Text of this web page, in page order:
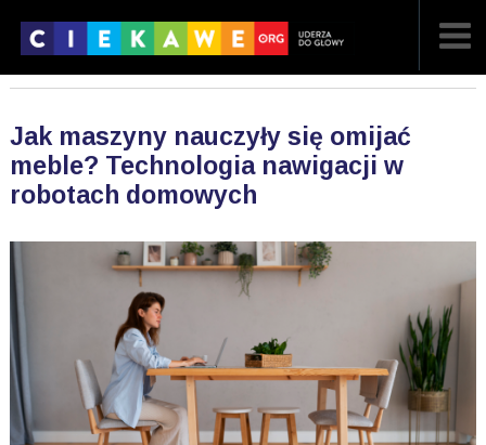
Jak maszyny nauczyły się omijać
meble? Technologia nawigacji w
robotach domowych
POPULARNE
LOSOWE
A ARTYKUŁY
FILMY
G GALERIA
KONTAKT